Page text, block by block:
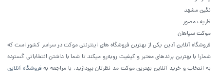
نگین مشهد
ظریف مصور
موکت سپاهان
فروشگاه آنلاین آدین یکی از بهترین فروشگاه های اینترنتی موکت در سراسر کشور است که
شمارا با بهترین برندهای معتبر و کیفیت روبه‌رو میکند تا شما با داشتن انتخاباتی گسترده
به انتخاب و خرید آنلاین بهترین موکت مد نظرتان بپردازید. با مراجعه به فروشگاه آنلاین